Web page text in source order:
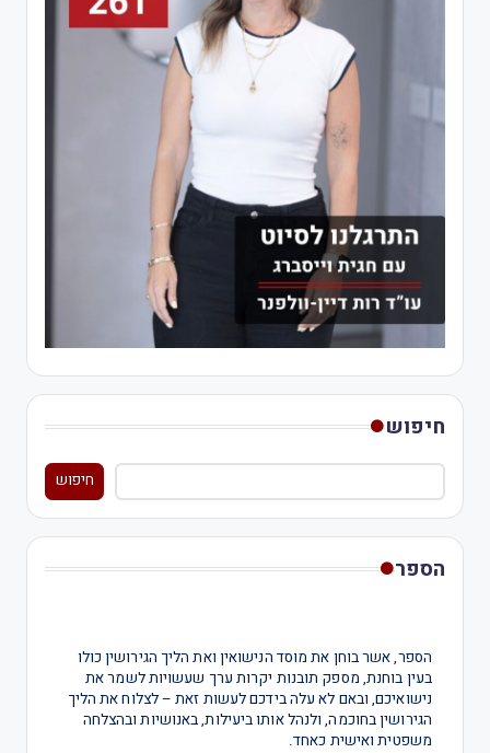
חיפוש
חיפוש
הספר
הספר, אשר בוחן את מוסד הנישואין ואת הליך הגירושין כולו
בעין בוחנת, מספק תובנות יקרות ערך שעשויות לשמר את
נישואיכם, ובאם לא עלה בידכם לעשות זאת – לצלוח את הליך
הגירושין בחוכמה, ולנהל אותו ביעילות, באנושיות ובהצלחה
משפטית ואישית כאחד.